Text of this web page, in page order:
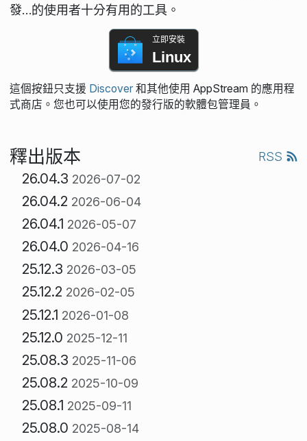
發…的使用者十分有用的工具。
立即安裝
Linux
這個按鈕只支援 Discover和其他使用 AppStream 的應用程
式商店。您也可以使用您的發行版的軟體包管理員。
釋出版本 RSS
26.04.3 2026-07-02
26.04.2 2026-06-04
26.04.1 2026-05-07
26.04.0 2026-04-16
25.12.3 2026-03-05
25.12.2 2026-02-05
25.12.1 2026-01-08
25.12.0 2025-12-11
25.08.3 2025-11-06
25.08.2 2025-10-09
25.08.1 2025-09-11
25.08.0 2025-08-14